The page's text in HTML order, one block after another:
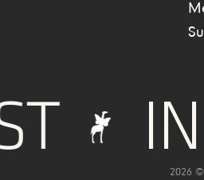
IN
2026